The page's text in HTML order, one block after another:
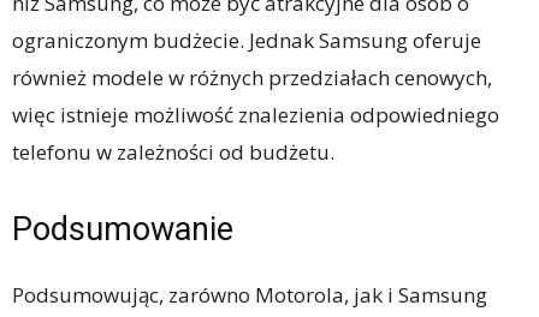
ograniczonym budżecie. Jednak Samsung oferuje
również modele w różnych przedziałach cenowych,
więc istnieje możliwość znalezienia odpowiedniego
telefonu w zależności od budżetu.
Podsumowanie
Podsumowując, zarówno Motorola, jak i Samsung